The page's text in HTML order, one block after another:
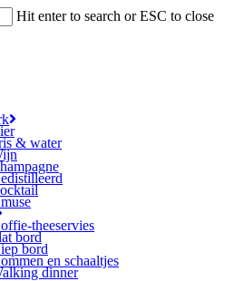
Hit enter to search or ESC to close
& water
theeservies
bord
bord
en schaaltjes
dinner